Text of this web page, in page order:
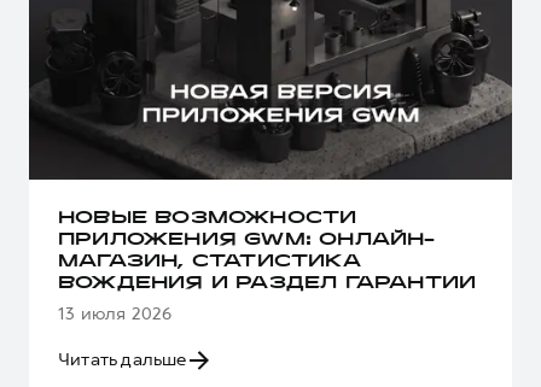
НОВЫЕ ВОЗМОЖНОСТИ
ПРИЛОЖЕНИЯ GWM: ОНЛАЙН-
МАГАЗИН, СТАТИСТИКА
ВОЖДЕНИЯ И РАЗДЕЛ ГАРАНТИИ
13 июля 2026
Читать дальше